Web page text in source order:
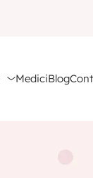
MediciBlog